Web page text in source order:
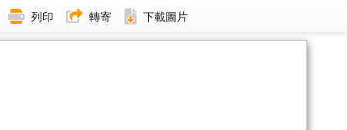
列印 轉寄 下載圖片